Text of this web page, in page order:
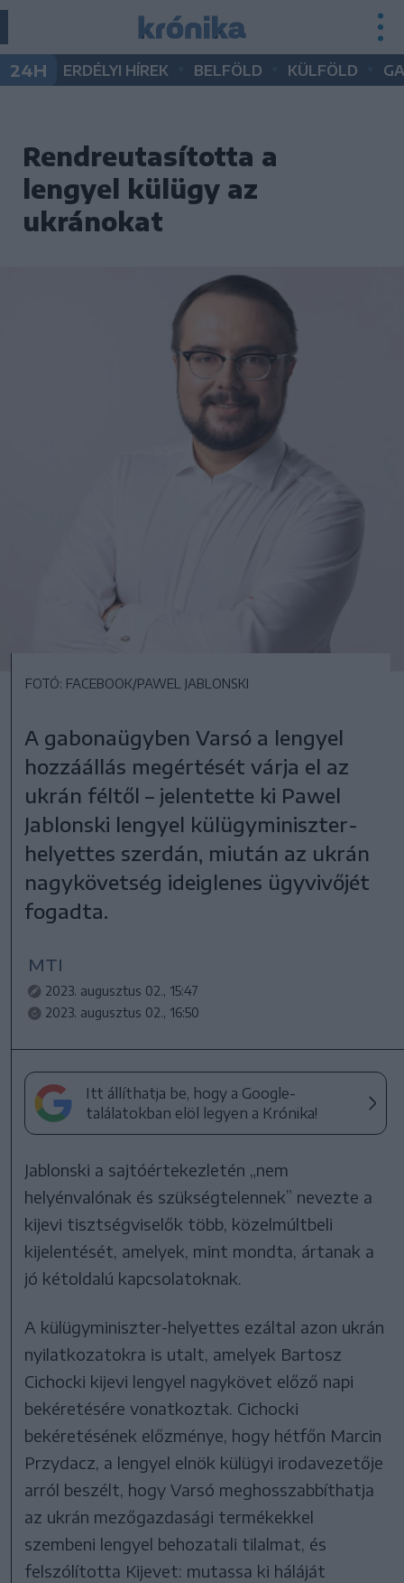
24H ERDÉLYI HÍREK BELFÖLD KÜLFÖLD
Rendreutasította a
lengyel külügy az
ukránokat
FOTÓ: FACEBOOK/PAWEL JABLONSKI
A gabonaügyben Varsó a lengyel
hozzáállás megértését várja el az
ukrán féltől – jelentette ki Pawel
Jablonski lengyel külügyminiszter-
helyettes szerdán, miután az ukrán
nagykövetség ideiglenes ügyvivőjét
fogadta.
MTI
2023. augusztus 02., 15:47
2023. augusztus 02., 16:50
Itt állíthatja be, hogy a Google-
találatokban elöl legyen a Krónika!
Jablonski a sajtóértekezletén „nem
helyénvalónak és szükségtelennek” nevezte a
kijevi tisztségviselők több, közelmúltbeli
kijelentését, amelyek, mint mondta, ártanak a
jó kétoldalú kapcsolatoknak.
A külügyminiszter-helyettes ezáltal azon ukrán
nyilatkozatokra is utalt, amelyek Bartosz
Cichocki kijevi lengyel nagykövet előző napi
bekéretésére vonatkoztak. Cichocki
bekéretésének előzménye, hogy hétfőn Marcin
Przydacz, a lengyel elnök külügyi irodavezetője
arról beszélt, hogy Varsó meghosszabbíthatja
az ukrán mezőgazdasági termékekkel
szembeni lengyel behozatali tilalmat, és
felszólította Kijevet: mutassa ki háláját